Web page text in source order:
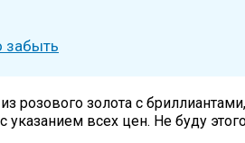
забыть
розового золота с
всех цен. Не буду